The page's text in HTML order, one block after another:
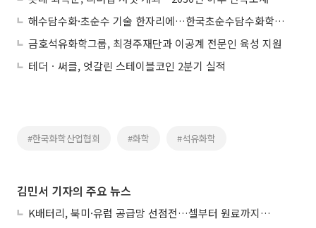
해수담수화·초순수 기술 한자리에…한국초순수담수화학회 워크숍 26일 개최
금호석유화학그룹, 최경주재단과 이공계 전문인 육성 지원
테더ㆍ써클, 엇갈린 스테이블코인 2분기 실적
#한국화학산업협회 #화학 #석유화학
김민서 기자의 주요 뉴스
K배터리, 북미·유럽 공급망 선점전…셀부터 원료까지 현지화